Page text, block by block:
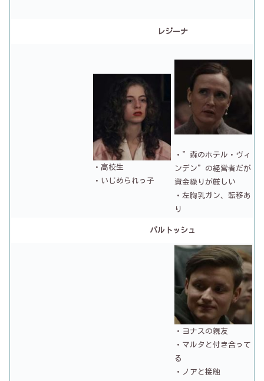
レジーナ
・高校生
・いじめられっ子
・”森のホテル・ヴィ
ンデン”の経営者だが
資金繰りが厳しい
・左胸乳ガン、転移あ
り
バルトッシュ
・ヨナスの親友
・マルタと付き合って
る
・ノアと接触